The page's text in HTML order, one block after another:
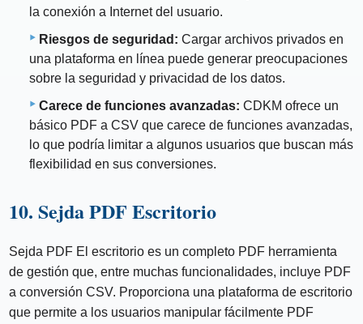
la conexión a Internet del usuario.
Riesgos de seguridad: Cargar archivos privados en
una plataforma en línea puede generar preocupaciones
sobre la seguridad y privacidad de los datos.
Carece de funciones avanzadas: CDKM ofrece un
básico PDF a CSV que carece de funciones avanzadas,
lo que podría limitar a algunos usuarios que buscan más
flexibilidad en sus conversiones.
10. Sejda PDF Escritorio
Sejda PDF El escritorio es un completo PDF herramienta
de gestión que, entre muchas funcionalidades, incluye PDF
a conversión CSV. Proporciona una plataforma de escritorio
que permite a los usuarios manipular fácilmente PDF